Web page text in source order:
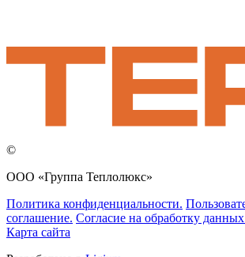
©
ООО «Группа Теплолюкс»
Политика конфиденциальности.
соглашение. Согласие на обработку
Карта сайта